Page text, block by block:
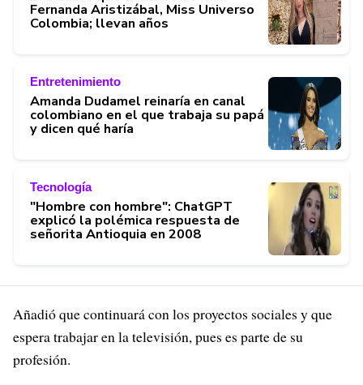
Fernanda Aristizábal, Miss Universo
Colombia; llevan años
Entretenimiento
Amanda Dudamel reinaría en canal
colombiano en el que trabaja su papá
y dicen qué haría
Tecnología
"Hombre con hombre": ChatGPT
explicó la polémica respuesta de
señorita Antioquia en 2008
Añadió que continuará con los proyectos sociales y que
espera trabajar en la televisión, pues es parte de su
profesión.